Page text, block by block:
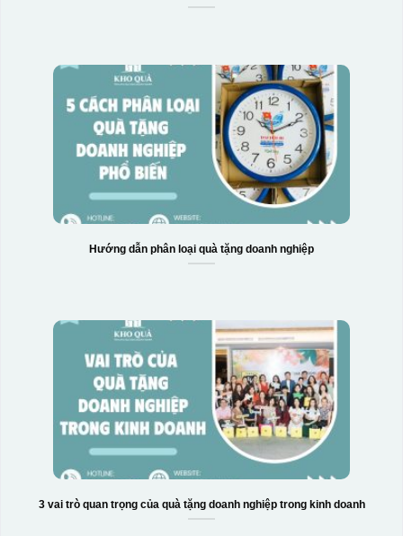
Hướng dẫn phân loại quà tặng doanh nghiệp
3 vai trò quan trọng của quà tặng doanh nghiệp trong kinh doanh